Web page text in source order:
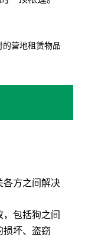
营地租赁物品
各方之间解决
包括狗之间
损坏、盗窃